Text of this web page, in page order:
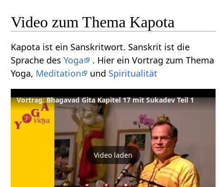
Video zum Thema Kapota
Kapota ist ein Sanskritwort. Sanskrit ist die
Sprache desYoga
. Hier ein Vortrag zum Thema
Yoga, Meditation und Spiritualität
Vortrag: Bhagavad Gita Kapitel 17 mit Sukadev Teil 1
Video laden